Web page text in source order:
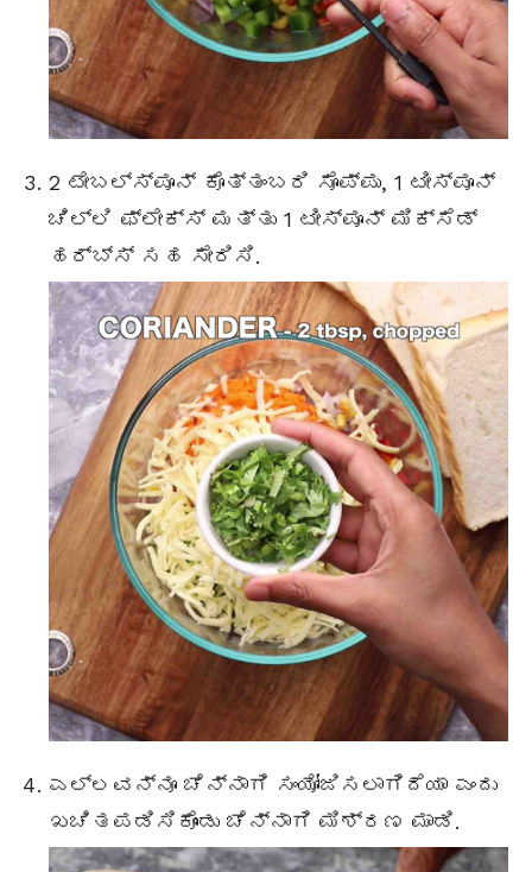
2 ಟೇಬಲ್ಸ್ಪೂನ್ ಕೊತ್ತಂಬರಿ ಸೊಪ್ಪು, 1 ಟೀಸ್ಪೂನ್
ಚಿಲ್ಲಿ ಫ್ಲೇಕ್ಸ್ ಮತ್ತು 1 ಟೀಸ್ಪೂನ್ ಮಿಕ್ಸೆಡ್
ಹರ್ಬ್ಸ್ ಸಹ ಸೇರಿಸಿ.
ಎಲ್ಲವನ್ನೂ ಚೆನ್ನಾಗಿ ಸಂಯೋಜಿಸಲಾಗಿದೆಯಾ ಎಂದು
ಖಚಿತಪಡಿಸಿಕೊಂಡು ಚೆನ್ನಾಗಿ ಮಿಶ್ರಣ ಮಾಡಿ.